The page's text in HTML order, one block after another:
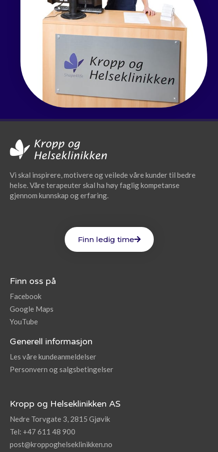
Vi skal inspirere, motivere og veilede våre kunder til bedre
helse. Våre terapeuter skal ha høy faglig kompetanse
gjennom kunnskap og erfaring.
Finn ledig time
Finn oss på
Facebook
Google Maps
YouTube
Generell informasjon
Les våre kundeanmeldelser
Personvern og salgsbetingelser
Kropp og Helseklinikken AS
Nedre Torvgate 3, 2815 Gjøvik
Tel: +47 611 48 900
post@kroppoghelseklinikken.no